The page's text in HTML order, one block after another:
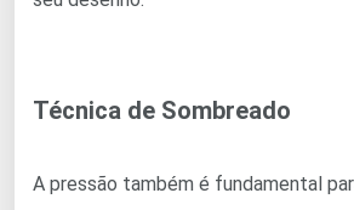
Técnica de Sombreado
A pressão também é fundamental